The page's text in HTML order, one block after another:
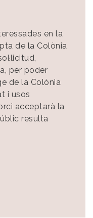
en la
de la Colònia
per poder
de la Colònia
i usos
acceptarà la
resulta